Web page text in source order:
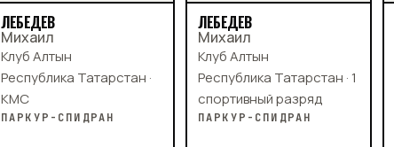
ЛЕБЕДЕВ
Михаил
Клуб Алтын
Республика Татарстан ·
КМС
ПАРКУР-СПИДРАН
ЛЕБЕДЕВ
Михаил
Клуб Алтын
Республика Татарстан · 1
спортивный разряд
ПАРКУР-СПИДРАН